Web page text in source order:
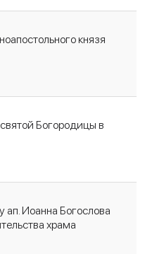
князя
Богородицы в
Иоанна Богослова
храма